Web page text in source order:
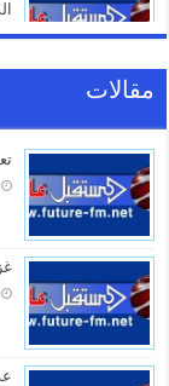
صنعاء تلتزم
أزمة مياه طاحنة
الخسائر الثقيلة لزلزال
05/08/2026 18:26
أزمة الخدمات
السعودية” وتتوعد
مقالات